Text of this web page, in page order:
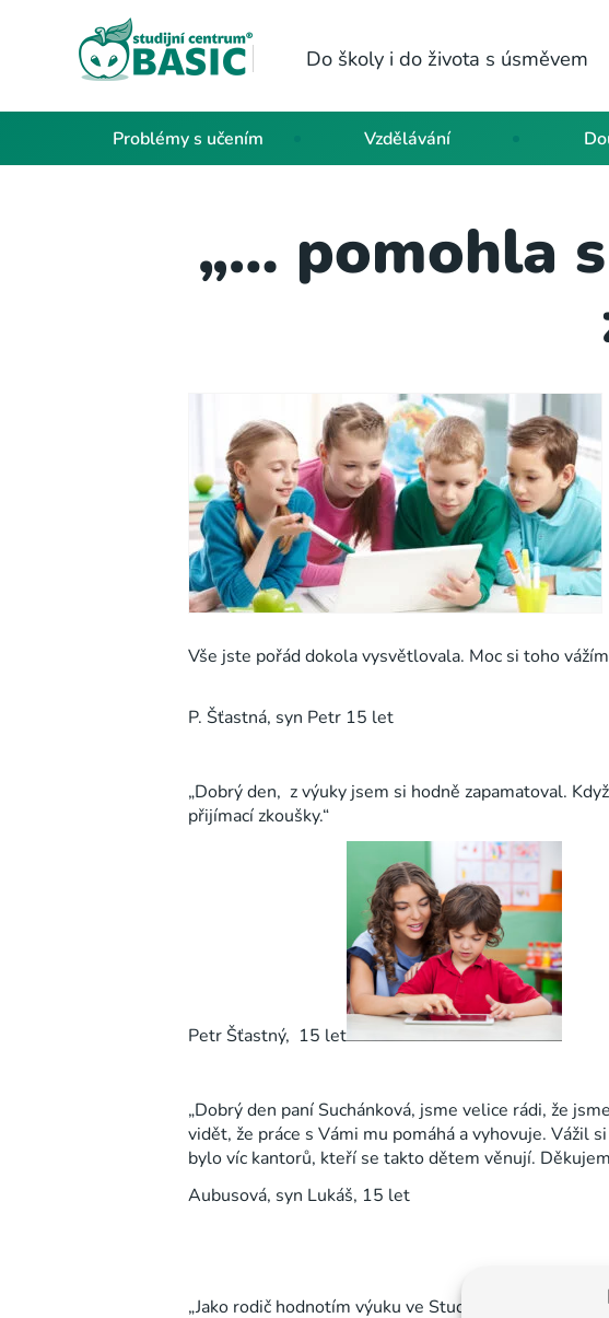
Do školy i do života s úsměvem
Problémy s učením Vzdělávání
„… pomohla
Vše jste pořád dokola vysvětlovala. Moc si toho
P. Šťastná, syn Petr 15 let
„Dobrý den, z výuky jsem si hodně zapamatoval.
přijímací zkoušky.“
Petr Šťastný, 15 let
„Dobrý den paní Suchánková, jsme velice rádi, že
vidět, že práce s Vámi mu pomáhá a vyhovuje. Vážil
bylo víc kantorů, kteří se takto dětem věnují.
Aubusová, syn Lukáš, 15 let
„Jako rodič hodnotím výuku ve Studijním centru